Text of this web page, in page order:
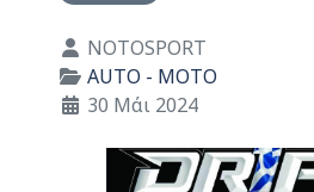
Λεπτομέρειες
NOTOSPORT
AUTO - MOTO
30 Μάι 2024